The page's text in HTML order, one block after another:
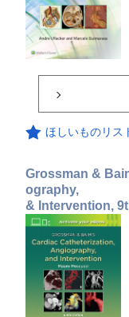
ほしいものリス
Grossman &
ography,
& Intervention,